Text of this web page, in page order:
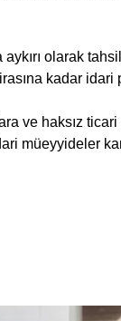
olarak
kadar
ve haksız
müeyyideler